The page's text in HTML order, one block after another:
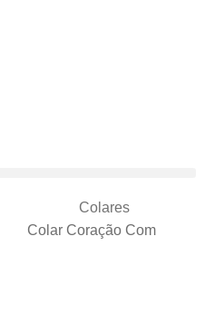
Colares
Colar Coração Com